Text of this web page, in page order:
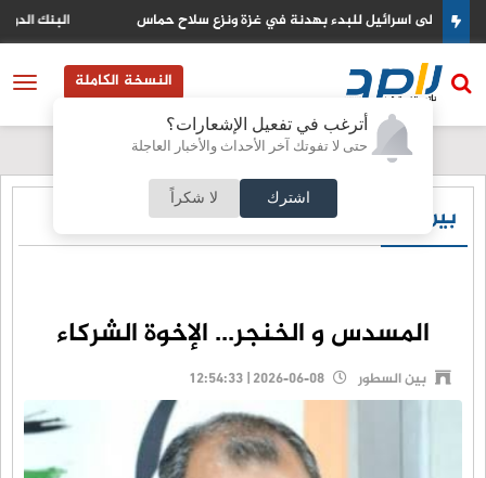
أترغب في تفعيل الإشعارات؟
حتى لا تفوتك آخر الأحداث والأخبار العاجلة
اشترك لا شكراً
البنك الدولي يخصص منحة مالية ضخمة لتحديث القطاع المصرفي في
النسخة الكاملة
بين السطور
المسدس و الخنجر... الإخوة الشركاء
بين السطور